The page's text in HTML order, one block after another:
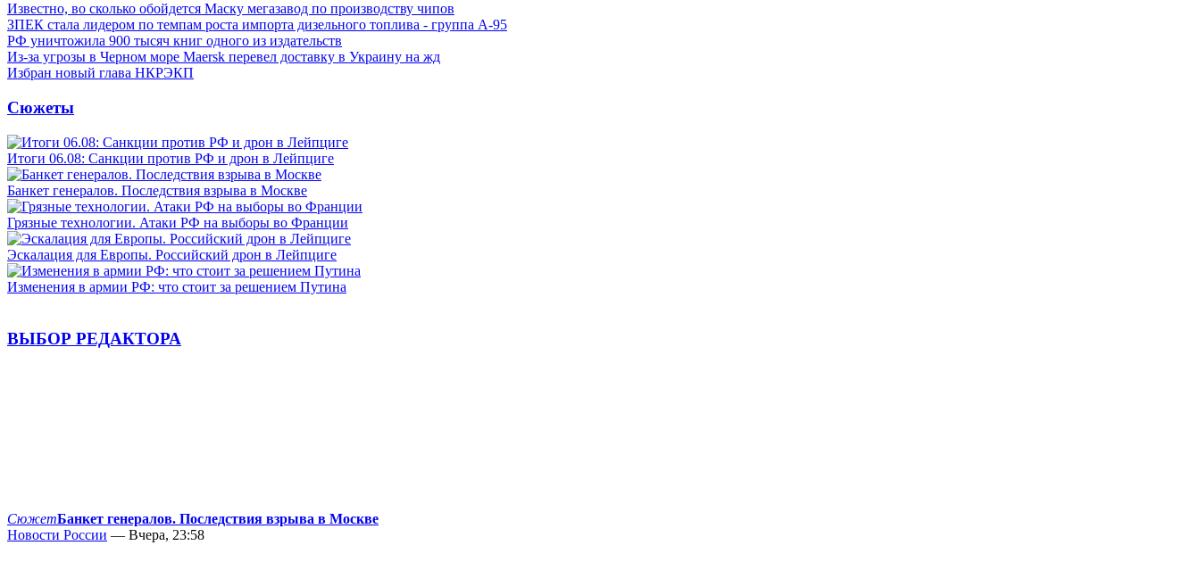
Известно, во сколько обойдется Маску мегазавод по производству чипов
ЗПЕК стала лидером по темпам роста импорта дизельного топлива - группа А-95
РФ уничтожила 900 тысяч книг одного из издательств
Из-за угрозы в Черном море Maersk перевел доставку в Украину на жд
Избран новый глава НКРЭКП
Сюжеты
Итоги 06.08: Санкции против РФ и дрон в Лейпциге
Банкет генералов. Последствия взрыва в Москве
Грязные технологии. Атаки РФ на выборы во Франции
Эскалация для Европы. Российский дрон в Лейпциге
Изменения в армии РФ: что стоит за решением Путина
ВЫБОР РЕДАКТОРА
СюжетБанкет генералов. Последствия взрыва в Москве
Новости России — Вчера, 23:58